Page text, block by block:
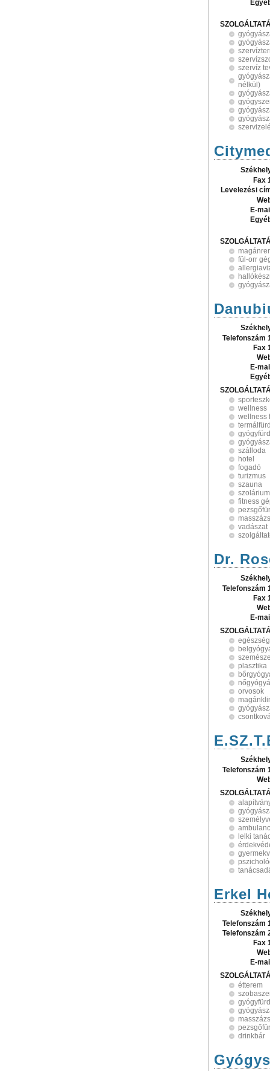
szervíz
nélkül)
Fax
Levelezési
E-
fül-orr
Telefonszám
Fax
E-
wellness
wellness
szálloda
hotel
fogadó
turizmus
szauna
szolárium
fitness
masszázs
vadászat
Dr.
Telefonszám
Fax
E-
plasztika
orvosok
Telefonszám
lelki
Erkel
Telefonszám
Telefonszám
Fax
E-
étterem
masszázs
drinkbár